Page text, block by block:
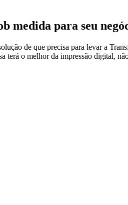
medida para seu
de que precisa para levar a
terá o melhor da impressão digital,